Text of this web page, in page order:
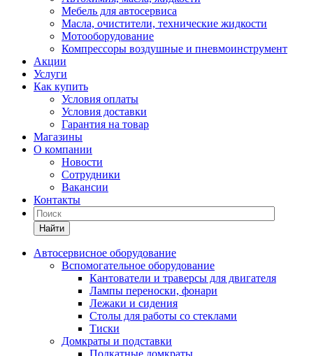
Мебель для автосервиса
Масла, очистители, технические жидкости
Мотооборудование
Компрессоры воздушные и пневмоинструмент
Акции
Услуги
Как купить
Условия оплаты
Условия доставки
Гарантия на товар
Магазины
О компании
Новости
Сотрудники
Вакансии
Контакты
Найти
Автосервисное оборудование
Вспомогательное оборудование
Кантователи и траверсы для двигателя
Лампы переноски, фонари
Лежаки и сидения
Столы для работы со стеклами
Тиски
Домкраты и подставки
Подкатные домкраты